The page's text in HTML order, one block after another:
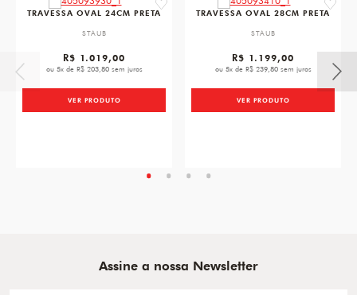
favorite
TRAVESSA OVAL 24CM PRETA
STAUB
R$ 1.019,00
ou 5x de R$ 203,80 sem juros
VER PRODUTO
TRAVESSA OVAL 28CM PRETA
STAUB
R$ 1.199,00
ou 5x de R$ 239,80 sem juros
VER PRODUTO
Assine a nossa Newsletter